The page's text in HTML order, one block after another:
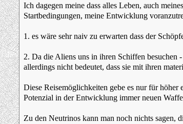
Ich dagegen meine dass alles Leben, auch
Startbedingungen, meine Entwicklung
1. es wäre sehr naiv zu erwarten dass der
2. Da die Aliens uns in ihren Schiffen besuchen
allerdings nicht bedeutet, dass sie mit ihren
Diese Reisemöglichkeiten gebe es nur für
Potenzial in der Entwicklung immer neuen
Zu den Neutrinos kann man noch nichts sagen,